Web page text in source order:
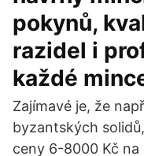
pokynů,
razidel i
každé
Zajímavé je, že
byzantských
ceny 6-8000 Kč na